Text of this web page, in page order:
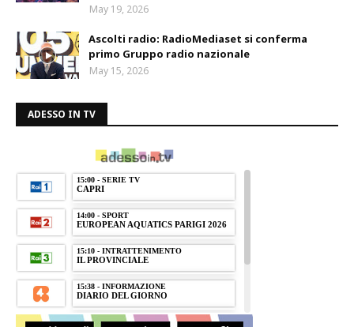
May 19, 2026
Ascolti radio: RadioMediaset si conferma
primo Gruppo radio nazionale
May 15, 2026
ADESSO IN TV